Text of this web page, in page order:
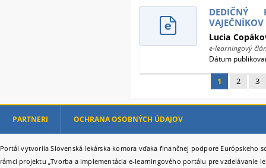
DEDIČNÝ
VAJEČNÍKOV
Lucia
e-learningový
Dátum
1 2 3
PARTNERI OCHRANA OSOBNÝCH ÚDAJOV
Portál vytvorila Slovenská lekárska komora vďaka finančnej podpore Európskeho
rámci projektu „Tvorba a implementácia e-learningového portálu pre vzdelávanie